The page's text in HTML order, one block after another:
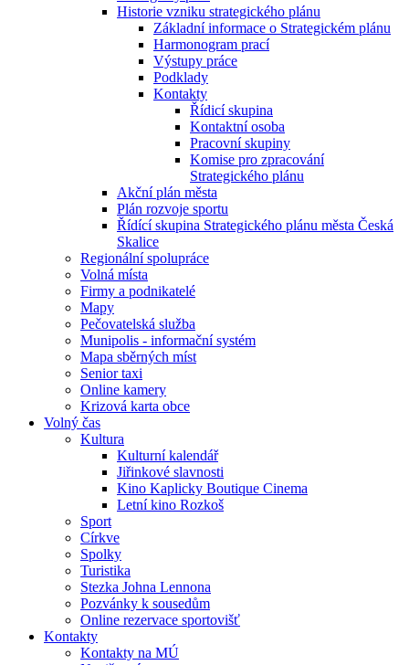
Historie vzniku strategického plánu
Základní informace o Strategickém plánu
Harmonogram prací
Výstupy práce
Podklady
Kontakty
Řídicí skupina
Kontaktní osoba
Pracovní skupiny
Komise pro zpracování
Strategického plánu
Akční plán města
Plán rozvoje sportu
Řídící skupina Strategického plánu města Česká
Skalice
Regionální spolupráce
Volná místa
Firmy a podnikatelé
Mapy
Pečovatelská služba
Munipolis - informační systém
Mapa sběrných míst
Senior taxi
Online kamery
Krizová karta obce
Volný čas
Kultura
Kulturní kalendář
Jiřinkové slavnosti
Kino Kaplicky Boutique Cinema
Letní kino Rozkoš
Sport
Církve
Spolky
Turistika
Stezka Johna Lennona
Pozvánky k sousedům
Online rezervace sportovišť
Kontakty
Kontakty na MÚ